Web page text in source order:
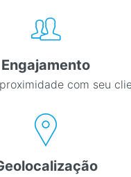
Engajamento
com seu